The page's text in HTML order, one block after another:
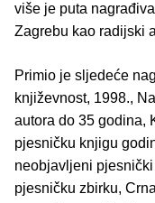
više je puta
Zagrebu kao radijski
Primio je sljedeće
književnost, 1998.,
autora do 35 godina,
pjesničku knjigu
neobjavljeni
pjesničku zbirku,